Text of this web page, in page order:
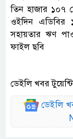
তিন হাজার ১০৭
ওইদিন এডিবির
সহায়তার ঋণ
ফাইল ছবি
ডেইলি খবর
ডেইলি